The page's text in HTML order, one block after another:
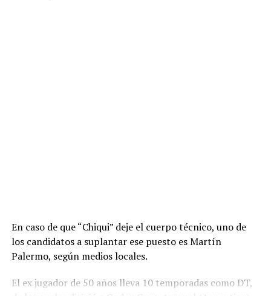
En caso de que “Chiqui” deje el cuerpo técnico, uno de
los candidatos a suplantar ese puesto es Martín
Palermo, según medios locales.
El ex jugador de 50 años lleva 10 temporadas como DT,